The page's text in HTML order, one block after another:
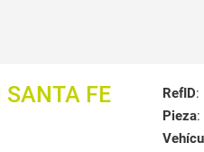
SANTA FE
RefID:
Pieza: